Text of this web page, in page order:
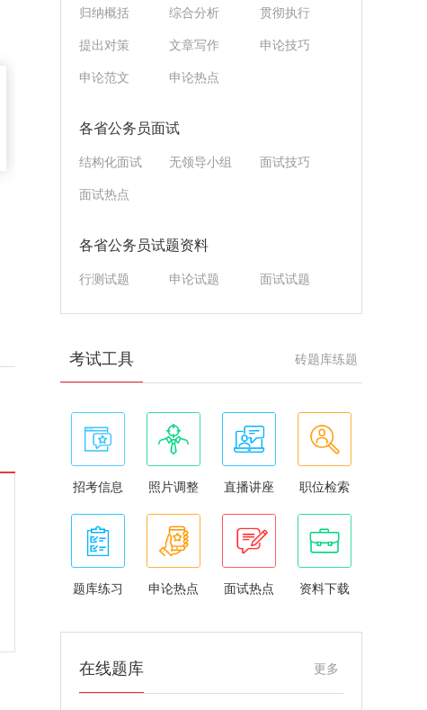
归纳概括 综合分析 贯彻执行
提出对策 文章写作 申论技巧
申论范文 申论热点
各省公务员面试
结构化面试 无领导小组 面试技巧
面试热点
各省公务员试题资料
行测试题 申论试题 面试试题
砖题库练题
考试工具
招考信息 照片调整 直播讲座 职位检索
题库练习 申论热点 面试热点 资料下载
更多
在线题库